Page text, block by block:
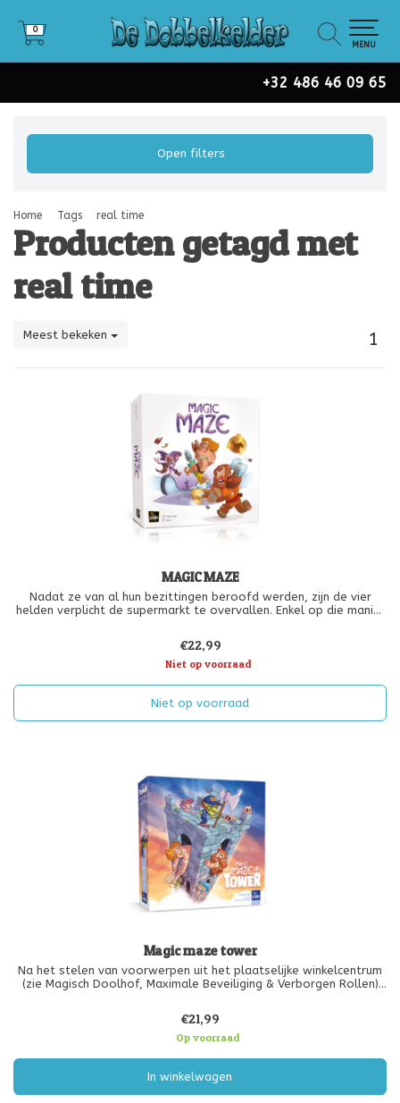
+32 486 46 09 65
0
0
MENU
Open filters
Home Tags real time
Producten getagd met
real time
Meest bekeken 1
MAGIC MAZE
Nadat ze van al hun bezittingen beroofd werden, zijn de vier
helden verplicht de supermarkt te overvallen. Enkel op die manier
€22,99
Niet op voorraad
Niet op voorraad
Magic maze tower
Na het stelen van voorwerpen uit het plaatselijke winkelcentrum
(zie Magisch Doolhof, Maximale Beveiliging & Verborgen Rollen)
probere
€21,99
Op voorraad
In winkelwagen